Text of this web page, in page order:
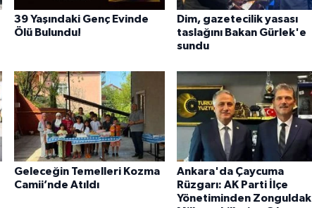
39 Yaşındaki Genç Evinde
Ölü Bulundu!
Dim, gazetecilik yasası
taslağını Bakan Gürlek'e
sundu
Geleceğin Temelleri Kozma
Camii’nde Atıldı
Ankara'da Çaycuma
Rüzgarı: AK Parti İlçe
Yönetiminden Zonguldak